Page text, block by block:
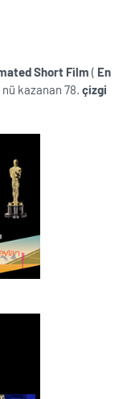
Short Film ( En
nü kazanan 78. çizgi